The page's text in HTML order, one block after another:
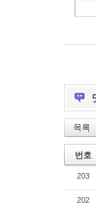
목록
번호
203
202